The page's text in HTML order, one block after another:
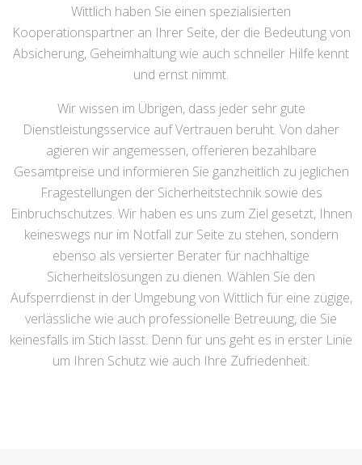
Wittlich haben Sie einen spezialisierten
Kooperationspartner an Ihrer Seite, der die Bedeutung von
Absicherung, Geheimhaltung wie auch schneller Hilfe kennt
und ernst nimmt.
Wir wissen im Übrigen, dass jeder sehr gute
Dienstleistungsservice auf Vertrauen beruht. Von daher
agieren wir angemessen, offerieren bezahlbare
Gesamtpreise und informieren Sie ganzheitlich zu jeglichen
Fragestellungen der Sicherheitstechnik sowie des
Einbruchschutzes. Wir haben es uns zum Ziel gesetzt, Ihnen
keineswegs nur im Notfall zur Seite zu stehen, sondern
ebenso als versierter Berater für nachhaltige
Sicherheitslösungen zu dienen. Wählen Sie den
Aufsperrdienst in der Umgebung von Wittlich für eine zügige,
verlässliche wie auch professionelle Betreuung, die Sie
keinesfalls im Stich lässt. Denn für uns geht es in erster Linie
um Ihren Schutz wie auch Ihre Zufriedenheit.